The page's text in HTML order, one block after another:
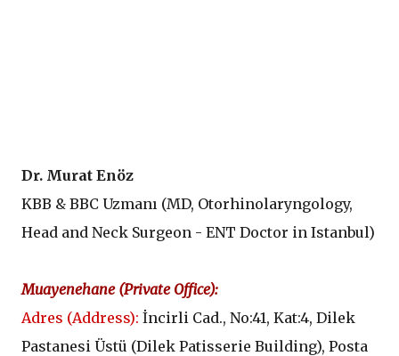
Dr. Murat Enöz
KBB & BBC Uzmanı (MD, Otorhinolaryngology,
Head and Neck Surgeon - ENT Doctor in Istanbul)
Muayenehane (Private Office):
Adres (Address): İncirli Cad., No:41, Kat:4, Dilek
Pastanesi Üstü (Dilek Patisserie Building), Posta